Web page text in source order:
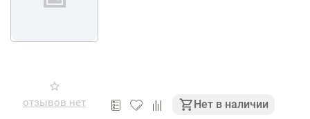
отзывов нет Нет в наличии